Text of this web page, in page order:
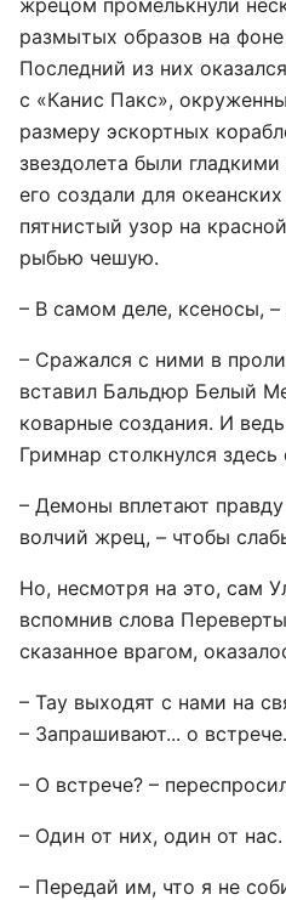
жрецом промелькнули
размытых образов на
Последний из них
с «Канис Пакс»,
размеру эскортных
звездолета были
его создали для
пятнистый узор на
рыбью чешую.
– В самом деле, ксеносы, –
– Сражался с ними в
вставил Бальдюр Белый
коварные создания. И
Гримнар столкнулся здесь
– Демоны вплетают
волчий жрец, – чтобы
Но, несмотря на это, сам
вспомнив слова
сказанное врагом,
– Тау выходят с нами на
– Запрашивают... о встрече.
– О встрече? –
– Один от них, один от нас.
– Передай им, что я не